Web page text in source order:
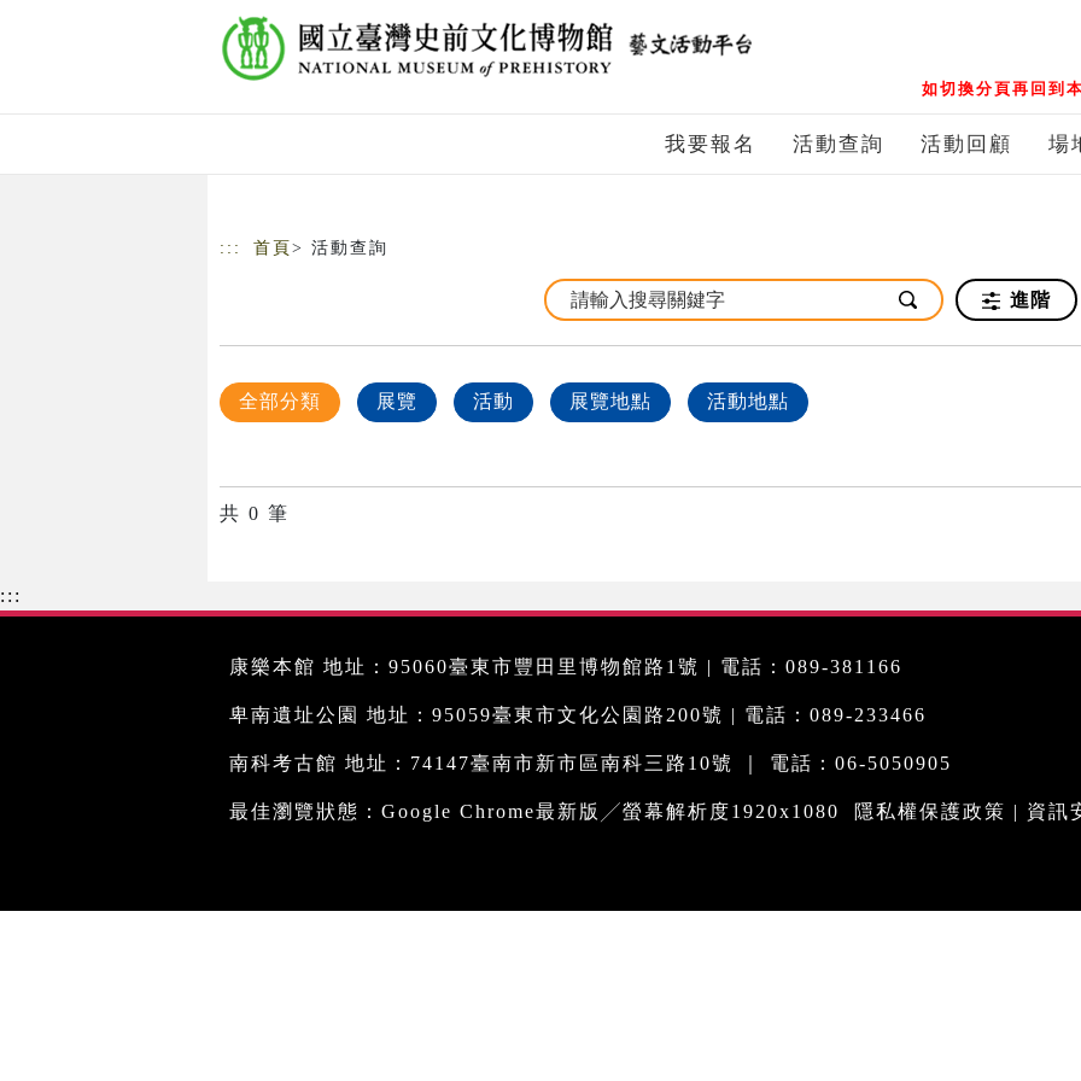
如切換分頁再回到
我要報名 活動查詢 活動回顧 場
::: 首頁 > 活動查詢
進階
全部分類 展覽 活動 展覽地點 活動地點
共 0 筆
:::
康樂本館 地址：95060臺東市豐田里博物館路1號 | 電話：089-381166
卑南遺址公園 地址：95059臺東市文化公園路200號 | 電話：089-233466
南科考古館 地址：74147臺南市新市區南科三路10號 ｜ 電話：06-5050905
最佳瀏覽狀態：Google Chrome最新版╱螢幕解析度1920x1080 隱私權保護政策 | 資訊